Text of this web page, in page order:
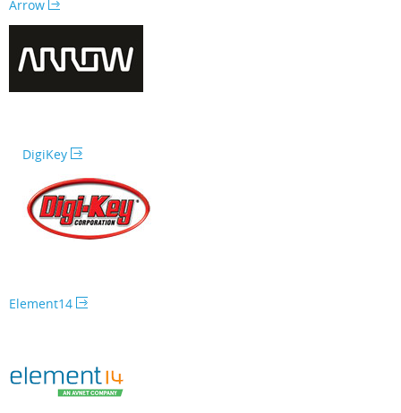
Arrow
DigiKey
Element14